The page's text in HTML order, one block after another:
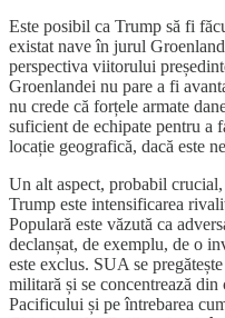
Este posibil ca Trump să fi
existat nave în jurul
perspectiva viitorului
Groenlandei nu pare a fi
nu crede că forțele armate
suficient de echipate pentru a
locație geografică, dacă este
Un alt aspect, probabil
Trump este intensificarea
Populară este văzută ca
declanșat, de exemplu, de o
este exclus. SUA se
militară și se concentrează
Pacificului și pe întrebarea